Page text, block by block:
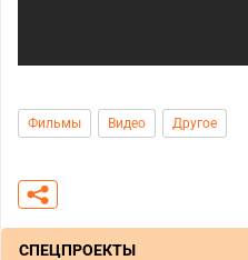
Фильмы Видео Другое
СПЕЦПРОЕКТЫ